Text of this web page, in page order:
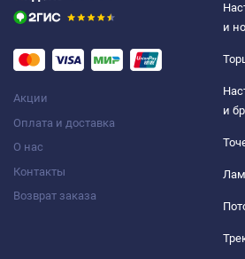
Акции
Оплата и доставка
О нас
Контакты
Возврат заказа
и
и